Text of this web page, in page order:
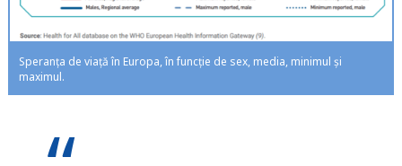
Speranța de viață în Europa, în funcție de sex, media, minimul și
maximul.